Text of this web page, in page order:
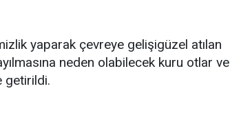
yaparak çevreye gelişigüzel atılan
neden olabilecek kuru otlar ve
getirildi.